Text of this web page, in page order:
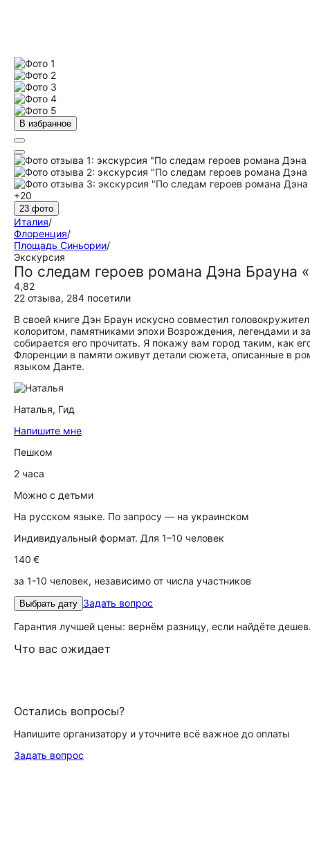
В избранное
+20
23 фото
Италия/
Флоренция/
Площадь Синьории/
Экскурсия
По следам героев романа Дэна Брауна
4,82
22 отзыва, 284 посетили
В своей книге Дэн Браун искусно совместил
колоритом, памятниками эпохи Возрождения, легендами и
собирается его прочитать. Я покажу вам город таким, как
Флоренции в памяти оживут детали сюжета, описанные в
языком Данте.
Наталья, Гид
Напишите мне
Пешком
2 часа
Можно с детьми
На русском языке. По запросу — на украинском
Индивидуальный формат. Для 1–10 человек
140 €
за 1-10 человек, независимо от числа участников
Выбрать дату Задать вопрос
Гарантия лучшей цены: вернём разницу, если найдёте
Что вас ожидает
Остались вопросы?
Напишите организатору и уточните всё важное до оплаты
Задать вопрос